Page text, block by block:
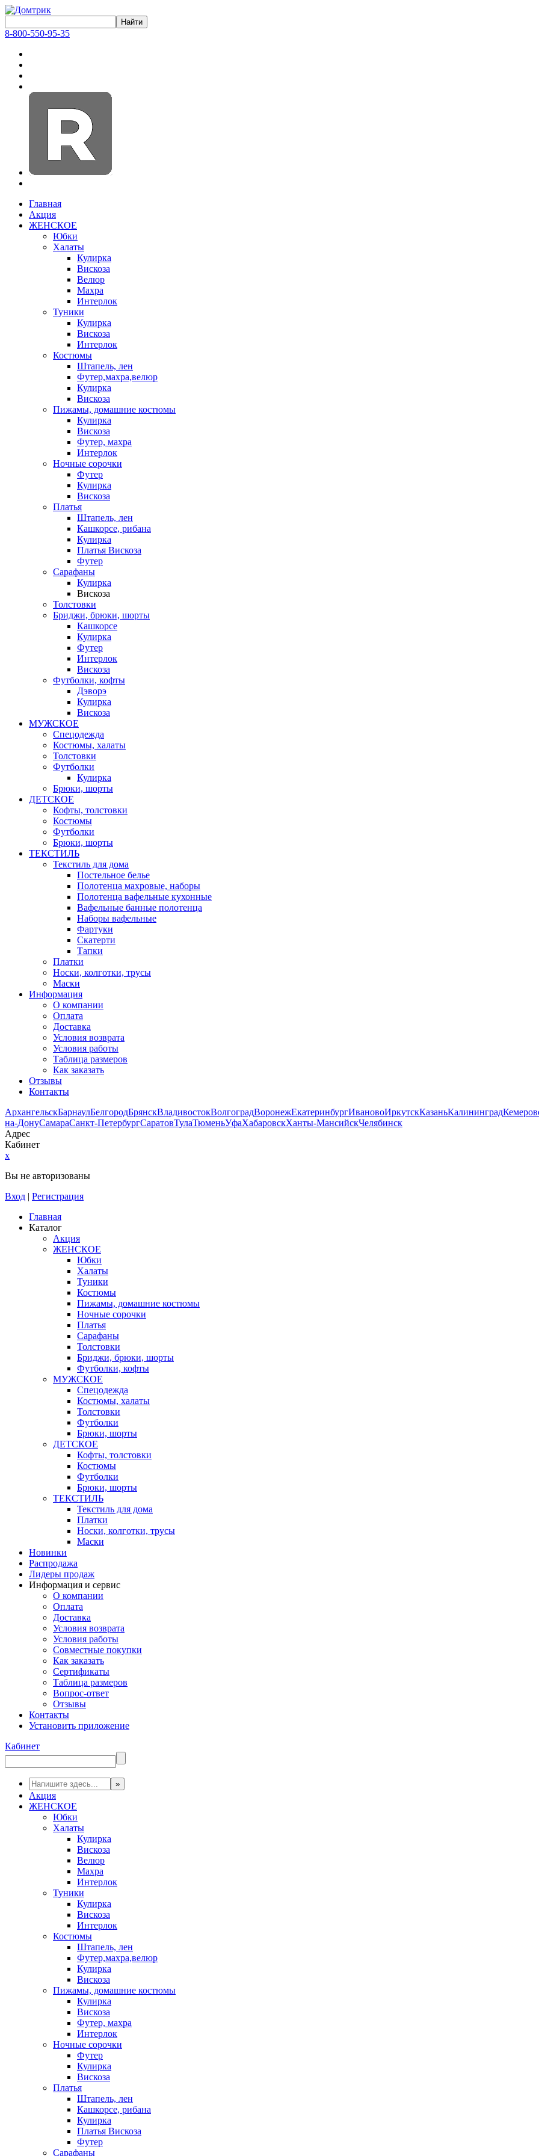
8-800-550-95-35
Главная
Акция
ЖЕНСКОЕ
Юбки
Халаты
Кулирка
Вискоза
Велюр
Махра
Интерлок
Туники
Кулирка
Вискоза
Интерлок
Костюмы
Штапель, лен
Футер,махра,велюр
Кулирка
Вискоза
Пижамы, домашние костюмы
Кулирка
Вискоза
Футер, махра
Интерлок
Ночные сорочки
Футер
Кулирка
Вискоза
Платья
Штапель, лен
Кашкорсе, рибана
Кулирка
Платья Вискоза
Футер
Сарафаны
Кулирка
Вискоза
Толстовки
Бриджи, брюки, шорты
Кашкорсе
Кулирка
Футер
Интерлок
Вискоза
Футболки, кофты
Дэворэ
Кулирка
Вискоза
МУЖСКОЕ
Спецодежда
Костюмы, халаты
Толстовки
Футболки
Кулирка
Брюки, шорты
ДЕТСКОЕ
Кофты, толстовки
Костюмы
Футболки
Брюки, шорты
ТЕКСТИЛЬ
Текстиль для дома
Постельное белье
Полотенца махровые, наборы
Полотенца вафельные кухонные
Вафельные банные полотенца
Наборы вафельные
Фартуки
Скатерти
Тапки
Платки
Носки, колготки, трусы
Маски
Информация
О компании
Оплата
Доставка
Условия возврата
Условия работы
Таблица размеров
Как заказать
Отзывы
Контакты
АрхангельскБарнаулБелгородБрянскВладивостокВолгоградВоронежЕкатеринбургИвановоИркутскКазаньКалининград
на-ДонуСамараСанкт-ПетербургСаратовТулаТюменьУфаХабаровскХанты-МансийскЧелябинск
Адрес
Кабинет
x
Вы не авторизованы
Вход | Регистрация
Главная
Каталог
Акция
ЖЕНСКОЕ
Юбки
Халаты
Туники
Костюмы
Пижамы, домашние костюмы
Ночные сорочки
Платья
Сарафаны
Толстовки
Бриджи, брюки, шорты
Футболки, кофты
МУЖСКОЕ
Спецодежда
Костюмы, халаты
Толстовки
Футболки
Брюки, шорты
ДЕТСКОЕ
Кофты, толстовки
Костюмы
Футболки
Брюки, шорты
ТЕКСТИЛЬ
Текстиль для дома
Платки
Носки, колготки, трусы
Маски
Новинки
Распродажа
Лидеры продаж
Информация и сервис
О компании
Оплата
Доставка
Условия возврата
Условия работы
Совместные покупки
Как заказать
Сертификаты
Таблица размеров
Вопрос-ответ
Отзывы
Контакты
Установить приложение
Кабинет
Акция
ЖЕНСКОЕ
Юбки
Халаты
Кулирка
Вискоза
Велюр
Махра
Интерлок
Туники
Кулирка
Вискоза
Интерлок
Костюмы
Штапель, лен
Футер,махра,велюр
Кулирка
Вискоза
Пижамы, домашние костюмы
Кулирка
Вискоза
Футер, махра
Интерлок
Ночные сорочки
Футер
Кулирка
Вискоза
Платья
Штапель, лен
Кашкорсе, рибана
Кулирка
Платья Вискоза
Футер
Сарафаны